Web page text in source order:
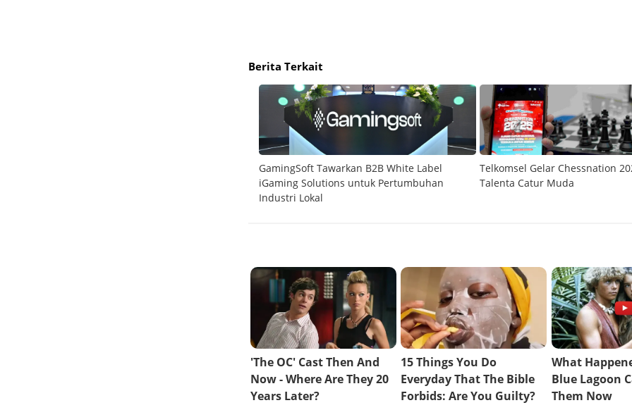
Berita Terkait
GamingSoft Tawarkan B2B White Label
iGaming Solutions untuk Pertumbuhan
Industri Lokal
Telkomsel Gelar Chessnation
Talenta Catur Muda